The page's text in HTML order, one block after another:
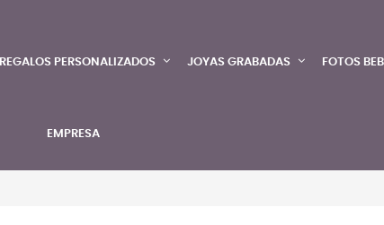
REGALOS PERSONALIZADOS JOYAS GRABADAS FOTOS
EMPRESA